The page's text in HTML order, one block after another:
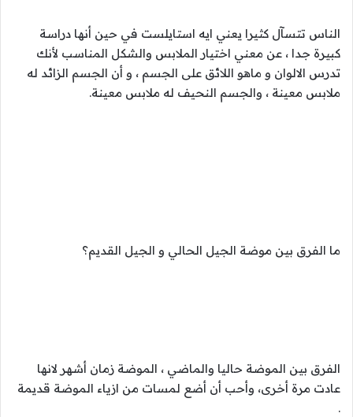
الناس تتسآل كثيرا يعني ايه استايلست في حين أنها دراسة
كبيرة جدا ، عن معني اختيار الملابس والشكل المناسب لأنك
تدرس الالوان و ماهو اللائق على الجسم ، و أن الجسم الزائد له
ملابس معينة ، والجسم النحيف له ملابس معينة.
ما الفرق بين موضة الجيل الحالي و الجيل القديم؟
الفرق بين الموضة حاليا والماضي ، الموضة زمان أشهر لانها
عادت مرة أخرى، وأحب أن أضع لمسات من ازياء الموضة قديمة
.